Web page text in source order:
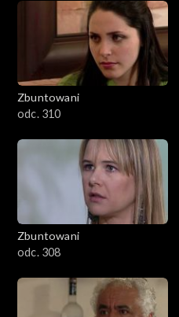
Zbuntowani
odc. 310
Zbuntowani
odc. 308